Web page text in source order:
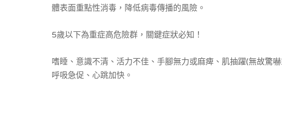
體表面重點性消毒，降低病毒傳播的風險。
5歲以下為重症高危險群，關鍵症狀必知！
嗜睡、意識不清、活力不佳、手腳無力或麻痺、肌抽躍(無故驚
呼吸急促、心跳加快。